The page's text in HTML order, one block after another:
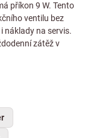
příkon 9 W. Tento
ventilu bez
náklady na servis.
zátěž v